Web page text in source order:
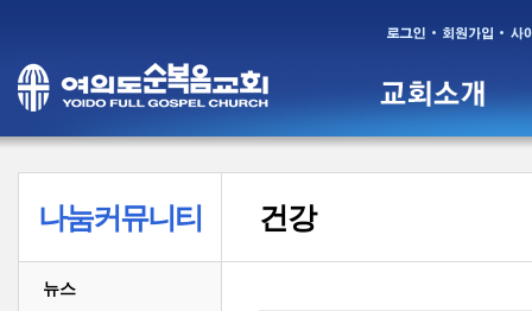
나눔커뮤니티
뉴스
건강